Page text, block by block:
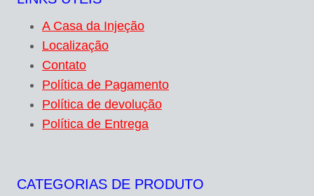
A Casa da Injeção
Localização
Contato
Política de Pagamento
Política de devolução
Política de Entrega
CATEGORIAS DE PRODUTO